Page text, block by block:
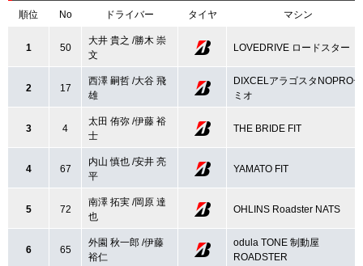
順位 No ドライバー タイヤ マシン
1 50
大井 貴之 /勝木 崇
文
LOVEDRIVE ロードスター
2 17
西澤 嗣哲 /大谷 飛
雄
DIXCELアラゴスタNOPROデ
ミオ
3 4
太田 侑弥 /伊藤 裕
士
THE BRIDE FIT
4 67
内山 慎也 /安井 亮
平
YAMATO FIT
5 72
南澤 拓実 /岡原 達
也
OHLINS Roadster NATS
6 65
外園 秋一郎 /伊藤
裕仁
odula TONE 制動屋
ROADSTER